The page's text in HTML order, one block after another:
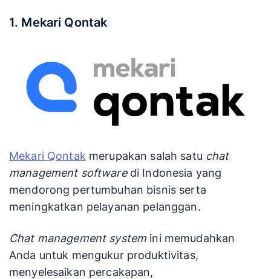
1. Mekari Qontak
Mekari Qontak merupakan salah satu chat
management softwaredi Indonesia yang
mendorong pertumbuhan bisnis serta
meningkatkan pelayanan pelanggan.
Chat management system ini memudahkan
Anda untuk mengukur produktivitas,
menyelesaikan percakapan,